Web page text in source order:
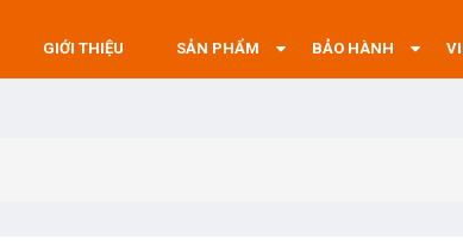
GIỚI THIỆU SẢN PHẨM BẢO HÀNH